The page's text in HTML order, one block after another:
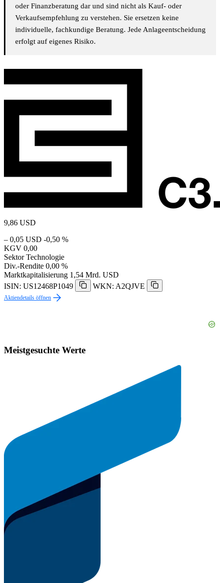
oder Finanzberatung dar und sind nicht als Kauf- oder
Verkaufsempfehlung zu verstehen. Sie ersetzen keine
individuelle, fachkundige Beratung. Jede Anlageentscheidung
erfolgt auf eigenes Risiko.
9,86 USD
– 0,05 USD -0,50 %
KGV 0,00
Sektor Technologie
Div.-Rendite 0,00 %
Marktkapitalisierung 1,54 Mrd. USD
ISIN: US12468P1049
WKN: A2QJVE
Aktiendetails öffnen
Meistgesuchte Werte